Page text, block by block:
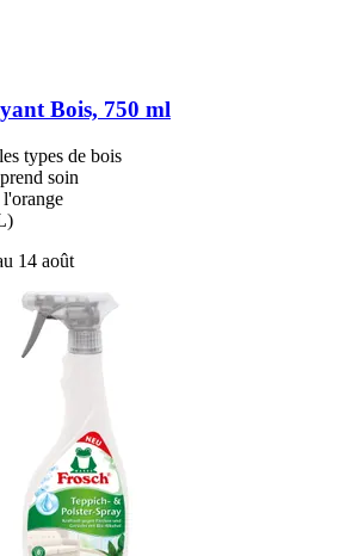
Bois, 750 ml
types de bois
soin
14 août